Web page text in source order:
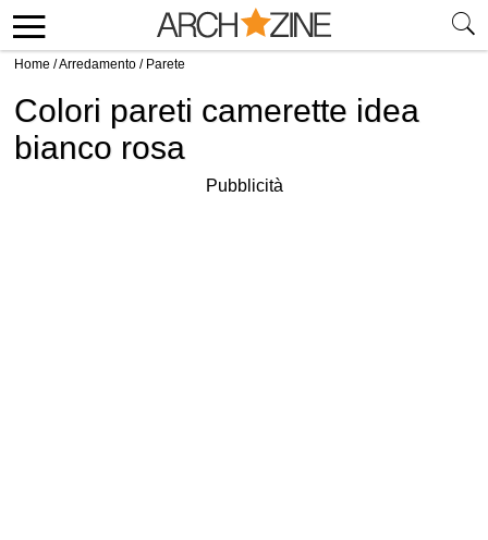
Home /Arredamento / Parete
Colori pareti camerette idea
bianco rosa
Pubblicità